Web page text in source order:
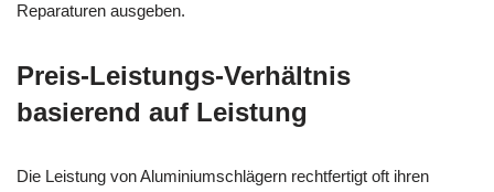
Reparaturen ausgeben.
Preis-Leistungs-Verhältnis
basierend auf Leistung
Die Leistung von Aluminiumschlägern rechtfertigt oft ihren